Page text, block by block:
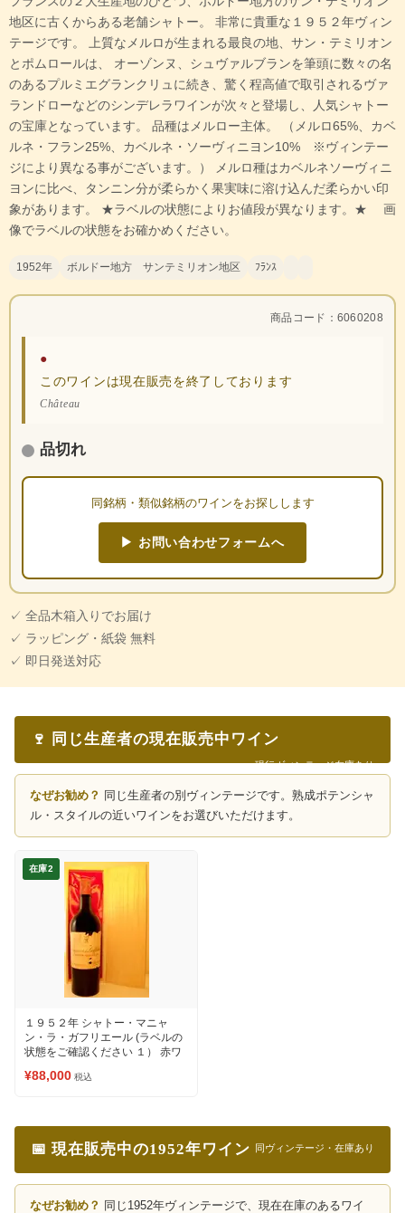
地区に古くからある老舗シャトー。 非常に貴重な１９５２年ヴィン
テージです。 上質なメルロが生まれる最良の地、サン・テミリオン
とポムロールは、 オーゾンヌ、シュヴァルブランを筆頭に数々の名
のあるプルミエグランクリュに続き、驚く程高値で取引されるヴァ
ランドローなどのシンデレラワインが次々と登場し、人気シャトー
の宝庫となっています。 品種はメルロー主体。 （メルロ65%、カベ
ルネ・フラン25%、カベルネ・ソーヴィニヨン10% ※ヴィンテー
ジにより異なる事がございます。） メルロ種はカベルネソーヴィニ
ヨンに比べ、タンニン分が柔らかく果実味に溶け込んだ柔らかい印
象があります。 ★ラベルの状態によりお値段が異なります。★ 画
像でラベルの状態をお確かめください。
1952年 ボルドー地方 サンテミリオン地区 ﾌﾗﾝｽ
商品コード：6060208
●
このワインは現在販売を終了しております
Château
品切れ
同銘柄・類似銘柄のワインをお探しします
▶ お問い合わせフォームへ
✓ 全品木箱入りでお届け
✓ ラッピング・紙袋 無料
✓ 即日発送対応
🍷 同じ生産者の現在販売中ワイン
現行ヴィンテージ在庫あり
なぜお勧め？ 同じ生産者の別ヴィンテージです。熟成ポテンシャ
ル・スタイルの近いワインをお選びいただけます。
在庫2
１９５２年 シャトー・マニャ
ン・ラ・ガフリエール (ラベルの
状態をご確認ください １） 赤ワ
¥88,000 税込
📅 現在販売中の1952年ワイン 同ヴィンテージ・在庫あり
なぜお勧め？ 同じ1952年ヴィンテージで、現在在庫のあるワイ